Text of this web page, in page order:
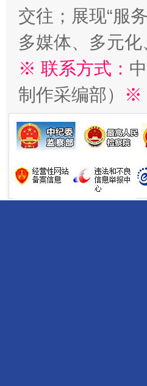
交往；展现“服
多媒体、多元
※ 联系方式：
制作采编部）
※